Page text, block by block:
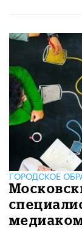
ГОРОДСКОЕ